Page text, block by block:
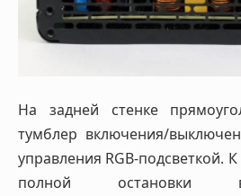
На задней стенке
тумблер включения/
управления RGB-подсветкой.
полной остановки